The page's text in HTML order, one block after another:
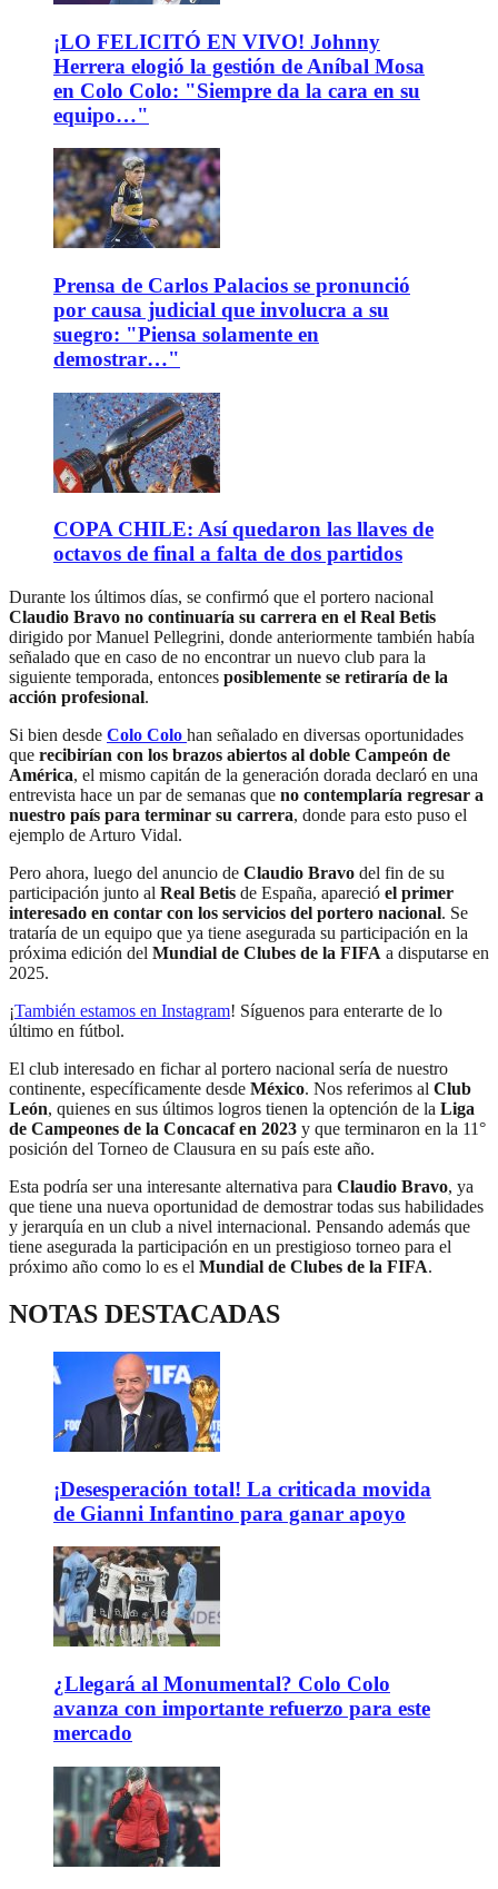
¡LO FELICITÓ EN VIVO! Johnny
Herrera elogió la gestión de Aníbal Mosa
en Colo Colo: "Siempre da la cara en su
equipo…"
Prensa de Carlos Palacios se pronunció
por causa judicial que involucra a su
suegro: "Piensa solamente en
demostrar…"
COPA CHILE: Así quedaron las llaves de
octavos de final a falta de dos partidos
Durante los últimos días, se confirmó que el portero nacional
Claudio Bravo no continuaría su carrera en el Real Betis
dirigido por Manuel Pellegrini, donde anteriormente también había
señalado que en caso de no encontrar un nuevo club para la
siguiente temporada, entonces posiblemente se retiraría de la
acción profesional.
Si bien desde Colo Colo han señalado en diversas oportunidades
que recibirían con los brazos abiertos al doble Campeón de
América, el mismo capitán de la generación dorada declaró en una
entrevista hace un par de semanas que no contemplaría regresar a
nuestro país para terminar su carrera, donde para esto puso el
ejemplo de Arturo Vidal.
Pero ahora, luego del anuncio de Claudio Bravo del fin de su
participación junto al Real Betis de España, apareció el primer
interesado en contar con los servicios del portero nacional. Se
trataría de un equipo que ya tiene asegurada su participación en la
próxima edición del Mundial de Clubes de la FIFA a disputarse en
2025.
¡También estamos en Instagram! Síguenos para enterarte de lo
último en fútbol.
El club interesado en fichar al portero nacional sería de nuestro
continente, específicamente desde México. Nos referimos al Club
León, quienes en sus últimos logros tienen la optención de la Liga
de Campeones de la Concacaf en 2023 y que terminaron en la 11°
posición del Torneo de Clausura en su país este año.
Esta podría ser una interesante alternativa para Claudio Bravo, ya
que tiene una nueva oportunidad de demostrar todas sus habilidades
y jerarquía en un club a nivel internacional. Pensando además que
tiene asegurada la participación en un prestigioso torneo para el
próximo año como lo es el Mundial de Clubes de la FIFA.
NOTAS DESTACADAS
¡Desesperación total! La criticada movida
de Gianni Infantino para ganar apoyo
¿Llegará al Monumental? Colo Colo
avanza con importante refuerzo para este
mercado